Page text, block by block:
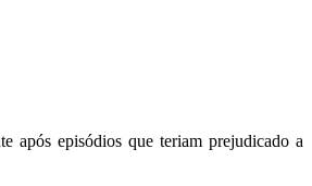
após episódios que teriam prejudicado a